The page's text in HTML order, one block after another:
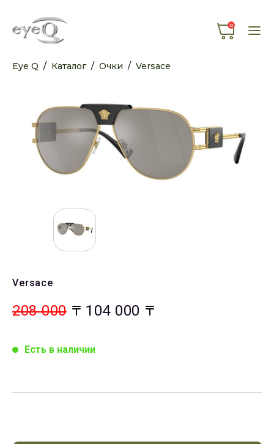
0
Eye Q / Каталог/ Очки / Versace
Versace
208 000 104 000
Есть в наличии